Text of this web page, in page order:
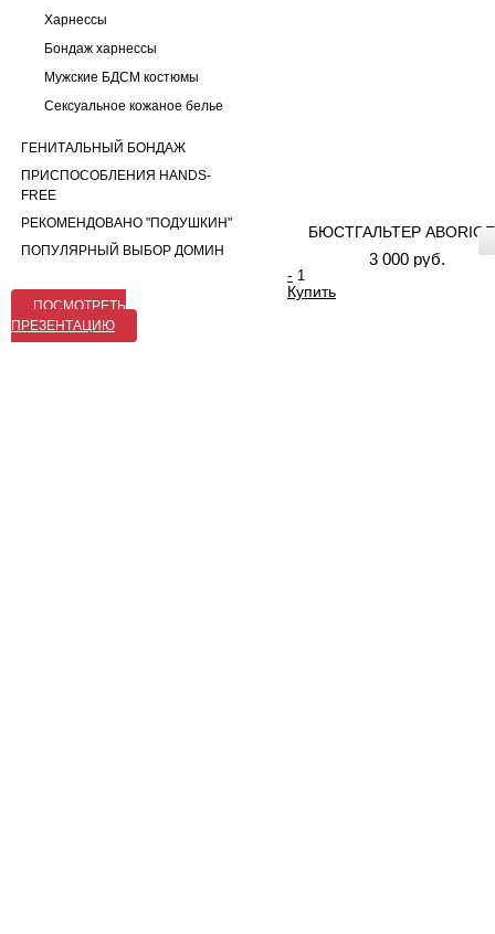
Харнессы
Бондаж харнессы
Мужские БДСМ костюмы
Сексуальное кожаное белье
ГЕНИТАЛЬНЫЙ БОНДАЖ
ПРИСПОСОБЛЕНИЯ HANDS-
FREE
РЕКОМЕНДОВАНО "ПОДУШКИН"
ПОПУЛЯРНЫЙ ВЫБОР ДОМИН
ПОСМОТРЕТЬ
ПРЕЗЕНТАЦИЮ
БЮСТГАЛЬТЕР
3 000 руб.
-
Купить